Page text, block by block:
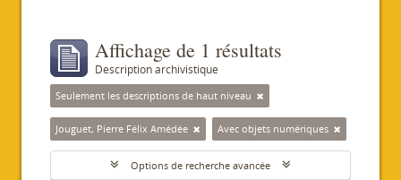
Affichage de 1 résultats
Description archivistique
Seulement les descriptions de haut niveau
Jouguet, Pierre Félix Amédée Avec objets numériques
Options de recherche avancée